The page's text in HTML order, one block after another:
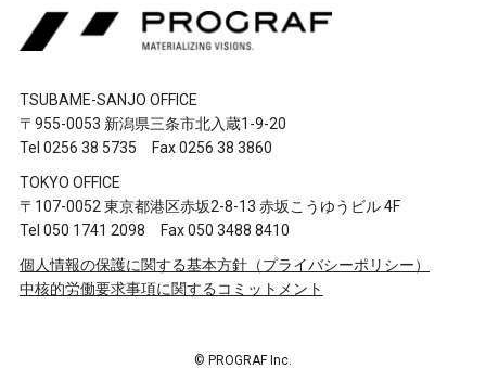
TSUBAME-SANJO OFFICE
〒955-0053 新潟県三条市北入蔵1-9-20
Tel 0256 38 5735 Fax 0256 38 3860
TOKYO OFFICE
〒107-0052 東京都港区赤坂2-8-13 赤坂こうゆうビル 4F
Tel 050 1741 2098 Fax 050 3488 8410
個人情報の保護に関する基本方針（プライバシーポリシー）
中核的労働要求事項に関するコミットメント
© PROGRAF Inc.